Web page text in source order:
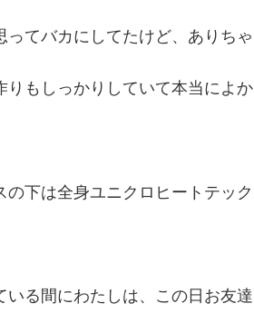
ってバカにしてたけど、ありちゃ
りもしっかりしていて本当によか
下は全身ユニクロヒートテック
る間にわたしは、この日お友達